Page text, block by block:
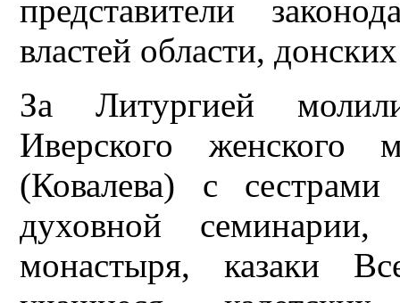
представители
властей области,
За Литургией
Иверского женского
(Ковалева) с
духовной семинарии,
монастыря, казаки